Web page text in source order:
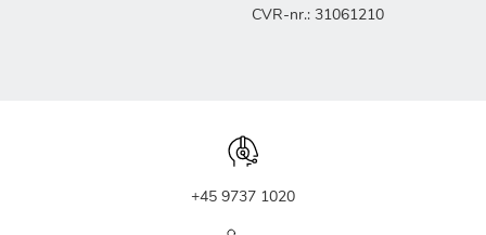
CVR-nr.: 31061210
+45 9737 1020